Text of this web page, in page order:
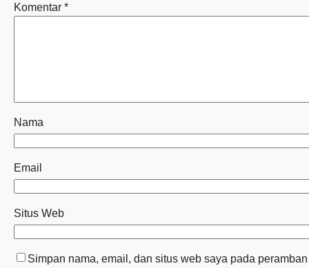
Komentar *
Nama
Email
Situs Web
Simpan nama, email, dan situs web saya pada